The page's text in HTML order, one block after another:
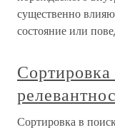
существенно
состояние или
Сортировка в